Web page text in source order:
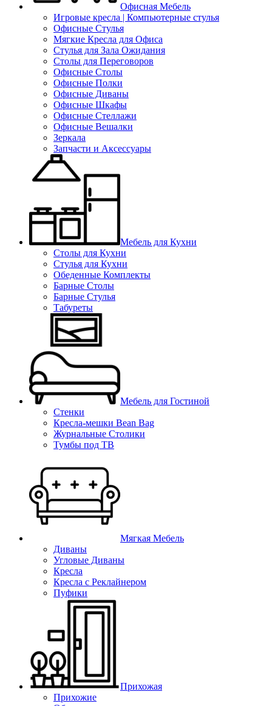
Офисная Мебель
Игровые кресла | Компьютерные стулья
Офисные Стулья
Мягкие Кресла для Офиса
Стулья для Зала Ожидания
Столы для Переговоров
Офисные Столы
Офисные Полки
Офисные Диваны
Офисные Шкафы
Офисные Стеллажи
Офисные Вешалки
Зеркала
Запчасти и Аксессуары
Мебель для Кухни
Столы для Кухни
Стулья для Кухни
Обеденные Комплекты
Барные Столы
Барные Стулья
Табуреты
Мебель для Гостиной
Стенки
Кресла-мешки Bean Bag
Журнальные Столики
Тумбы под ТВ
Мягкая Мебель
Диваны
Угловые Диваны
Кресла
Кресла с Реклайнером
Пуфики
Прихожая
Прихожие